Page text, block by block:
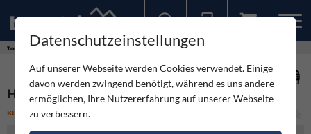
Touren
HOHE MUNDE WESTGRAT KLETTERSTEIG
KLETTERSTEIG LEICHT
Datenschutzeinstellungen
Auf unserer Webseite werden Cookies verwendet. Einige
davon werden zwingend benötigt, während es uns andere
ermöglichen, Ihre Nutzererfahrung auf unserer Webseite
zu verbessern.